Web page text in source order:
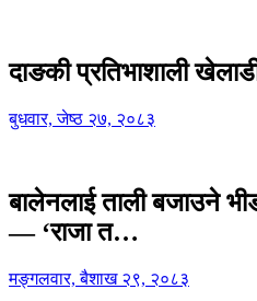
दाङकी प्रतिभाशाली
बुधवार, जेष्ठ २७, २०८३
बालेनलाई ताली बजाउने
— ‘राजा त…
मङ्गलवार, बैशाख २९, २०८३